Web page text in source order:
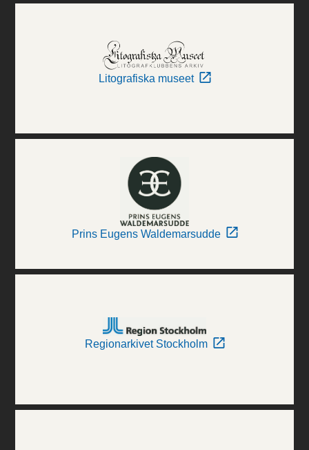
Litografiska museet
Prins Eugens Waldemarsudde
Regionarkivet Stockholm